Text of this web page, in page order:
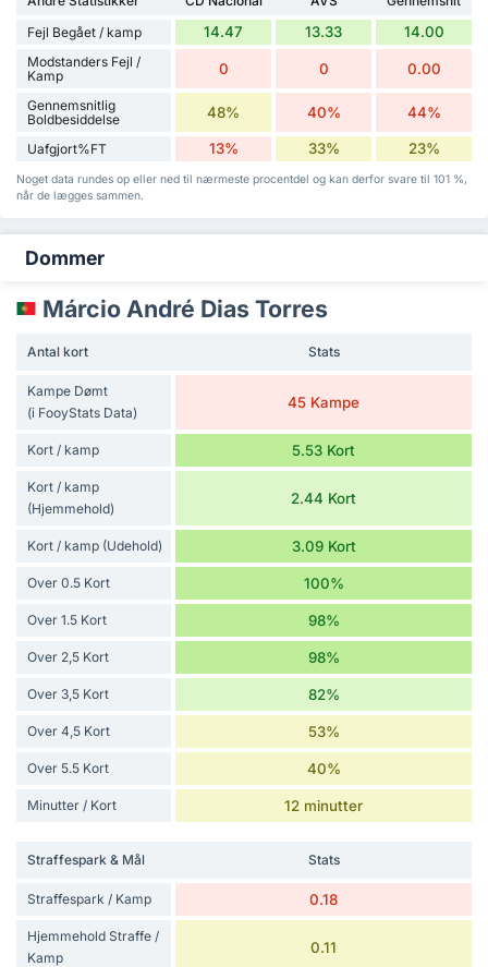
Fejl Begået / kamp
14.47 13.33 14.00
Modstanders Fejl /
Kamp
0 0 0.00
Gennemsnitlig
Boldbesiddelse
48% 40% 44%
Uafgjort%FT 13% 33% 23%
Noget data rundes op eller ned til nærmeste procentdel og kan derfor svare til 101 %,
når de lægges sammen.
Dommer
Márcio André Dias Torres
Antal kort Stats
Kampe Dømt
(i FooyStats Data)
45 Kampe
Kort / kamp 5.53 Kort
Kort / kamp
(Hjemmehold)
2.44 Kort
Kort / kamp (Udehold) 3.09 Kort
Over 0.5 Kort 100%
Over 1.5 Kort 98%
Over 2,5 Kort 98%
Over 3,5 Kort 82%
Over 4,5 Kort 53%
Over 5.5 Kort 40%
Minutter / Kort 12 minutter
Straffespark & Mål Stats
Straffespark / Kamp 0.18
Hjemmehold Straffe /
Kamp
0.11